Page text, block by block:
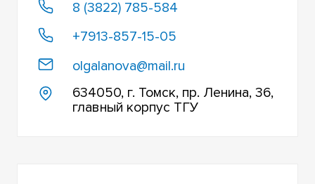
8 (3822) 785-584
+7913-857-15-05
olgalanova@mail.ru
634050, г. Томск, пр. Ленина, 36,
главный корпус ТГУ